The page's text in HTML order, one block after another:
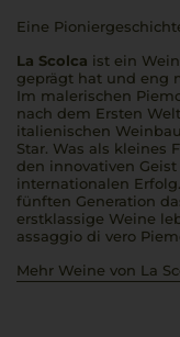
Eine
La Scolca ist ein
geprägt hat und eng
Im malerischen
nach dem Ersten
italienischen
Star. Was als kleines
den innovativen
internationalen
fünften Generation
erstklassige Weine
assaggio di vero
Mehr Weine von La